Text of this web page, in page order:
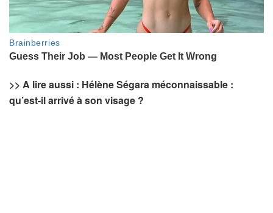
>> A lire aussi : Hélène Ségara méconnaissable :
qu’est-il arrivé à son visage ?